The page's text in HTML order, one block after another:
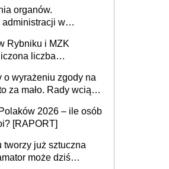
organów.
administracji w
Rybniku i MZK
liczba
o wyrażeniu zgody na
za mało. Rady wciąż
2026 – ile osób
[RAPORT]
tworzy już sztuczna
może dziś